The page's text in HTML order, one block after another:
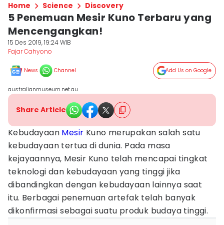
Home Science Discovery
5 Penemuan Mesir Kuno Terbaru yang
Mencengangkan!
15 Des 2019, 19:24 WIB
Fajar Cahyono
News Channel Add Us on Google
australianmuseum.net.au
Share Article
Kebudayaan Mesir Kuno merupakan salah satu
kebudayaan tertua di dunia. Pada masa
kejayaannya, Mesir Kuno telah mencapai tingkat
teknologi dan kebudayaan yang tinggi jika
dibandingkan dengan kebudayaan lainnya saat
itu. Berbagai penemuan artefak telah banyak
dikonfirmasi sebagai suatu produk budaya tinggi.